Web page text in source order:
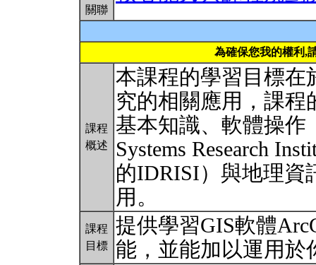
關聯
為確保您我的權利,
課程
概述
本課程的學習目標在
究的相關應用，課程
基本知識、軟體操作
Systems Research
的IDRISI）與地理資
用。
課程
目標
提供學習GIS軟體
能，並能加以運用